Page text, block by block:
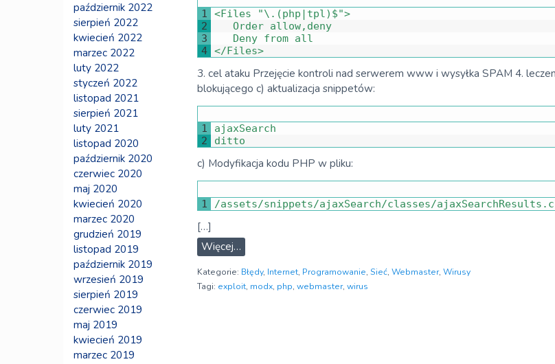
1
2
3
4
<Files "\.(php|tpl)$">
Order allow, deny
Deny from all
</Files>
3. cel ataku Przejęcie kontroli nad serwerem www i wysyłka SPAM 4.
blokującego c) aktualizacja snippetów:
1
2
ajaxSearch
ditto
c) Modyfikacja kodu PHP w pliku:
1 /assets/snippets/ajaxSearch/classes/ajaxSearchResults .
[…]
Więcej…
Kategorie: Błędy, Internet, Programowanie, Sieć, Webmaster, Wirusy
Tagi: exploit, modx, php, webmaster, wirus
październik 2022
sierpień 2022
kwiecień 2022
marzec 2022
luty 2022
styczeń 2022
listopad 2021
sierpień 2021
luty 2021
listopad 2020
październik 2020
czerwiec 2020
maj 2020
kwiecień 2020
marzec 2020
grudzień 2019
listopad 2019
październik 2019
wrzesień 2019
sierpień 2019
czerwiec 2019
maj 2019
kwiecień 2019
marzec 2019